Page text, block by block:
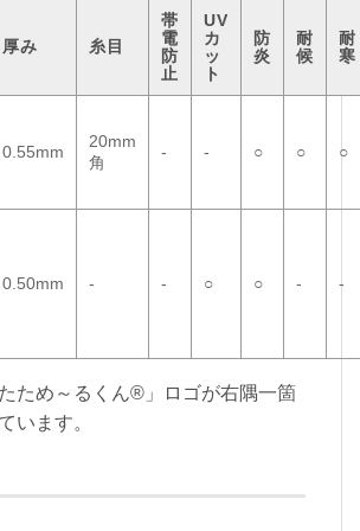
厚み 糸目
帯
電
防
止
UV
カ
ッ
ト
防
炎
耐
候
耐
寒
0.55mm
20mm
角
- - ○ ○ ○
0.50mm - - ○ ○ - -
ため～るくん®」ロゴが右隅一箇
います。